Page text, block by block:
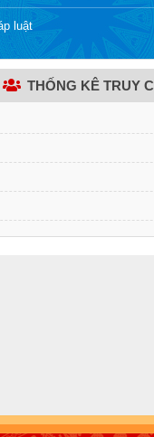
luật
THỐNG KÊ TRUY